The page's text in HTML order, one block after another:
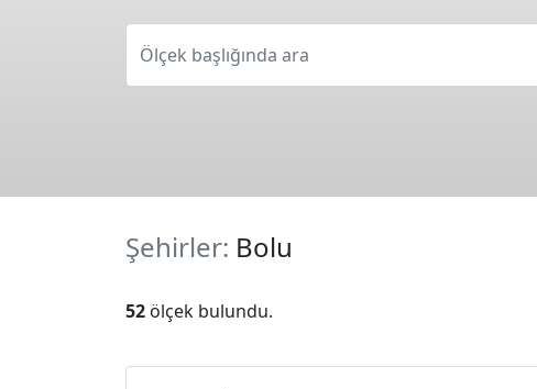
Ölçek başlığında ara
Şehirler: Bolu
52 ölçek bulundu.